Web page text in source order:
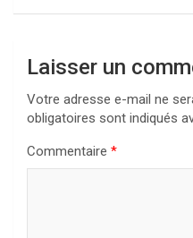
Laisser un
Votre adresse e-mail ne
obligatoires sont indiqués
Commentaire *